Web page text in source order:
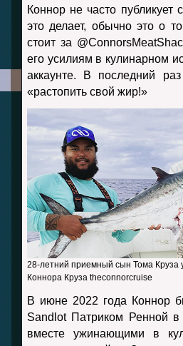
Коннор не часто публикует
это делает, обычно это о
стоит за
его усилиям в кулинарном
аккаунте. В последний
«растопить свой жир!»
28-летний приемный сын Тома Круза
Коннора Круза theconnorcruise
В июне 2022 года Коннор
Sandlot Патриком Ренной
вместе ужинающими в